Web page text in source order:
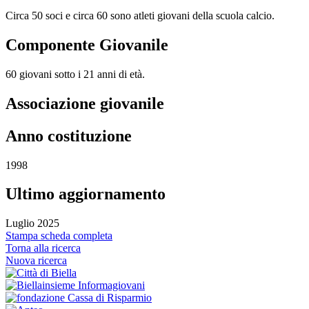
Circa 50 soci e circa 60 sono atleti giovani della scuola calcio.
Componente Giovanile
60 giovani sotto i 21 anni di età.
Associazione giovanile
Anno costituzione
1998
Ultimo aggiornamento
Luglio 2025
Stampa scheda completa
Torna alla ricerca
Nuova ricerca